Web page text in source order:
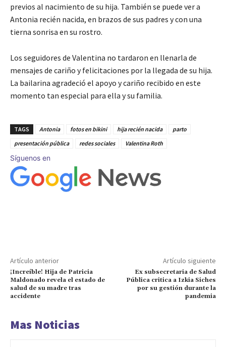
previos al nacimiento de su hija. También se puede ver a
Antonia recién nacida, en brazos de sus padres y con una
tierna sonrisa en su rostro.
Los seguidores de Valentina no tardaron en llenarla de
mensajes de cariño y felicitaciones por la llegada de su hija.
La bailarina agradeció el apoyo y cariño recibido en este
momento tan especial para ella y su familia.
TAGS Antonia fotos en bikini hija recién nacida
parto
presentación pública
redes sociales Valentina Roth
Síguenos en
Artículo anterior
¡Increíble! Hija de Patricia
Maldonado revela el estado de
salud de su madre tras
accidente
Artículo siguiente
Ex subsecretaria de Salud
Pública critica a Izkia Siches
por su gestión durante la
pandemia
Mas Noticias